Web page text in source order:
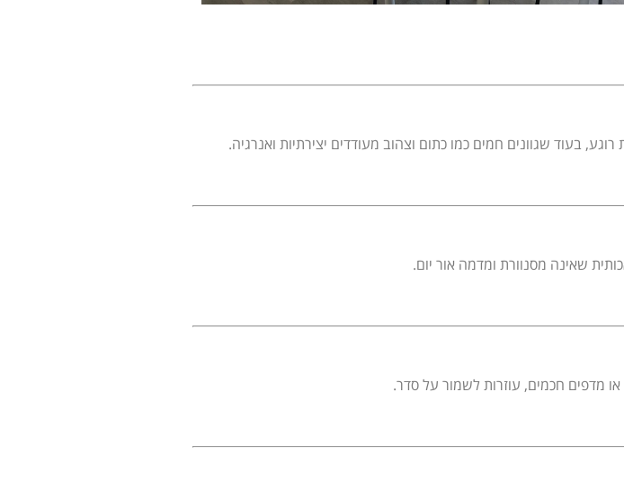
בעוד שגוונים חמים כמו כתום וצהוב מעודדים יצירתיות ואנרגיה.
שאינה מסנוורת ומדמה אור יום.
או מדפים חכמים, עוזרות לשמור על סדר.